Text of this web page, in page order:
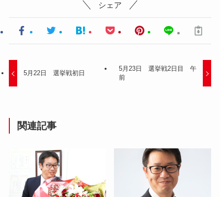
シェア
5月22日 選挙戦初日
5月23日 選挙戦2日目 午
前
関連記事